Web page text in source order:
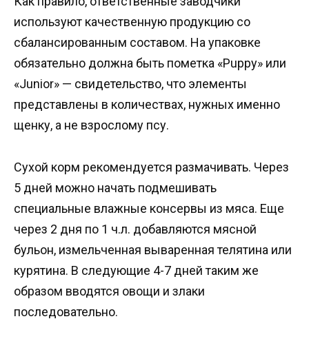
используют качественную продукцию со
сбалансированным составом. На упаковке
обязательно должна быть пометка «Puppy» или
«Junior» — свидетельство, что элементы
представлены в количествах, нужных именно
щенку, а не взрослому псу.
Сухой корм рекомендуется размачивать. Через
5 дней можно начать подмешивать
специальные влажные консервы из мяса. Еще
через 2 дня по 1 ч.л. добавляются мясной
бульон, измельченная вываренная телятина или
курятина. В следующие 4-7 дней таким же
образом вводятся овощи и злаки
последовательно.